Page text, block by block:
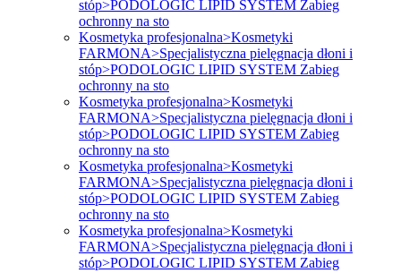
stóp>PODOLOGIC LIPID SYSTEM Zabieg
ochronny na sto
Kosmetyka profesjonalna>Kosmetyki
FARMONA>Specjalistyczna pielęgnacja dłoni i
stóp>PODOLOGIC LIPID SYSTEM Zabieg
ochronny na sto
Kosmetyka profesjonalna>Kosmetyki
FARMONA>Specjalistyczna pielęgnacja dłoni i
stóp>PODOLOGIC LIPID SYSTEM Zabieg
ochronny na sto
Kosmetyka profesjonalna>Kosmetyki
FARMONA>Specjalistyczna pielęgnacja dłoni i
stóp>PODOLOGIC LIPID SYSTEM Zabieg
ochronny na sto
Kosmetyka profesjonalna>Kosmetyki
FARMONA>Specjalistyczna pielęgnacja dłoni i
stóp>PODOLOGIC LIPID SYSTEM Zabieg